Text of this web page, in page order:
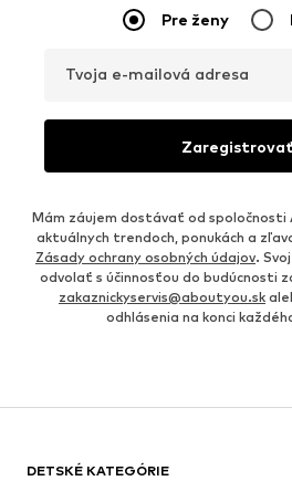
Pre ženy
Tvoja e-mailová adresa
Mám záujem dostávať od spoločnosti
aktuálnych trendoch, ponukách a
Zásady ochrany osobných údajov.
odvolať s účinnosťou do budúcnosti
zakaznickyservis@aboutyou.sk
odhlásenia na konci
DETSKÉ KATEGÓRIE